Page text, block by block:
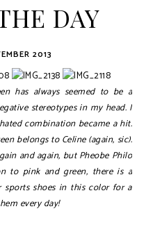
DAY
2013
has always seemed to be a
stereotypes in my head. I
combination became a hit.
belongs to Celine (again, sic).
and again, but Pheobe Philo
to pink and green, there is a
shoes in this color for a
every day!